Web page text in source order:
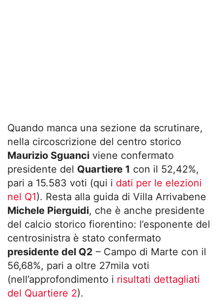
Quando manca una sezione da scrutinare,
nella circoscrizione del centro storico
Maurizio Sguanci viene confermato
presidente del Quartiere 1 con il 52,42%,
pari a 15.583 voti (qui i dati per le elezioni
nel Q1). Resta alla guida di Villa Arrivabene
Michele Pierguidi, che è anche presidente
del calcio storico fiorentino: l’esponente del
centrosinistra è stato confermato
presidente del Q2 – Campo di Marte con il
56,68%, pari a oltre 27mila voti
(nell’approfondimento i risultati dettagliati
del Quartiere 2).